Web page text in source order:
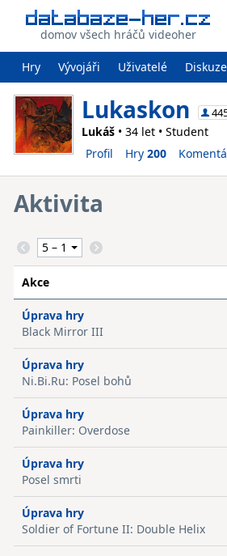
domov všech hráčů videoher
Hry Vývojáři Uživatelé Diskuze
Lukaskon
Lukáš • 34 let • Student
Profil
Hry 200
Aktivita
Akce
Úprava hry
Black Mirror III
Úprava hry
Ni.Bi.Ru: Posel bohů
Úprava hry
Painkiller: Overdose
Úprava hry
Posel smrti
Úprava hry
Soldier of Fortune II: Double Helix